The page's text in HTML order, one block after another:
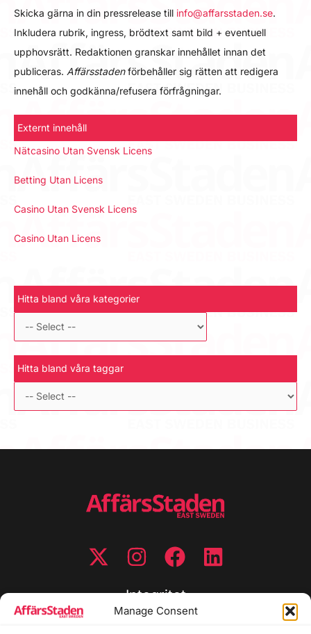
Manage Consent
Skicka gärna in din pressrelease till info@affarsstaden.se.
Inkludera rubrik, ingress, brödtext samt bild + eventuell
upphovsrätt. Redaktionen granskar innehållet innan det
publiceras. Affärsstadenförbehåller sig rätten att redigera
innehåll och godkänna/refusera förfrågningar.
Externt innehåll
Nätcasino Utan Svensk Licens
Betting Utan Licens
Casino Utan Svensk Licens
Casino Utan Licens
Hitta bland våra kategorier
Hitta bland våra taggar
Integritet